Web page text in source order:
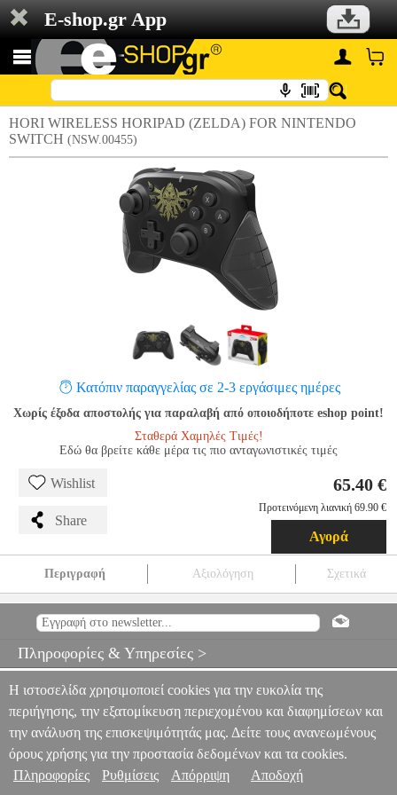
E-shop.gr App
HORI WIRELESS HORIPAD (ZELDA) FOR NINTENDO
SWITCH (NSW.00455)
Κατόπιν παραγγελίας σε 2-3 εργάσιμες ημέρες
Χωρίς έξοδα αποστολής για παραλαβή από οποιοδήποτε eshop point!
Σταθερά Χαμηλές Τιμές!
Εδώ θα βρείτε κάθε μέρα τις πιο ανταγωνιστικές τιμές
Wishlist
Share
65.40 €
Προτεινόμενη λιανική 69.90 €
Αγορά
Περιγραφή Αξιολόγηση Σχετικά
SWITCH NSW.00455 NSW.00455 ACCESSORIES
HORI
65.40
Πληροφορίες & Υπηρεσίες >
Η ιστοσελίδα χρησιμοποιεί cookies για την ευκολία της
περιήγησης, την εξατομίκευση περιεχομένου και διαφημίσεων και
την ανάλυση της επισκεψιμότητάς μας. Δείτε τους ανανεωμένους
όρους χρήσης για την προστασία δεδομένων και τα cookies.
Πληροφορίες
Ρυθμίσεις Απόρριψη Αποδοχή